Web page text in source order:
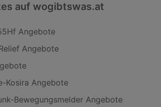
auf wogibtswas.at
Angebote
Angebote
Kosira Angebote
Bewegungsmelder Angebote